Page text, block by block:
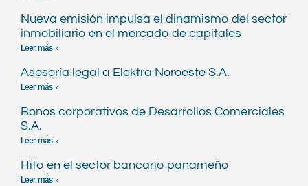
Nueva emisión impulsa el dinamismo del sector
inmobiliario en el mercado de capitales
Leer más »
Asesoría legal a Elektra Noroeste S.A.
Leer más »
Bonos corporativos de Desarrollos Comerciales
S.A.
Leer más »
Hito en el sector bancario panameño
Leer más »